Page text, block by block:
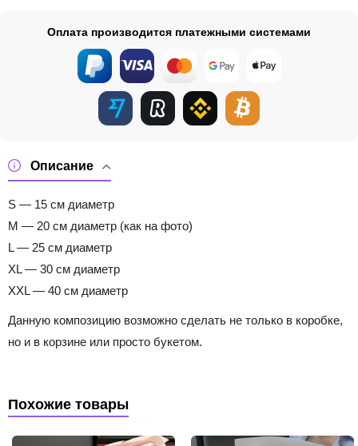
Описание
S — 15 см диаметр
M — 20 см диаметр (как на фото)
L — 25 см диаметр
XL — 30 см диаметр
XXL — 40 см диаметр
Данную композицию возможно сделать не только в коробке,
но и в корзине или просто букетом.
Оплата производится платежными системами
Похожие товары